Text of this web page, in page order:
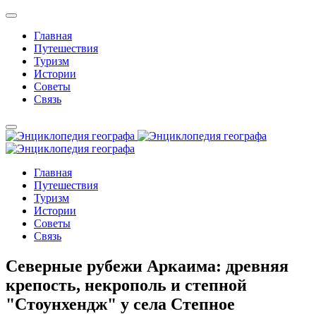
Главная
Путешествия
Туризм
Истории
Советы
Связь
Главная
Путешествия
Туризм
Истории
Советы
Связь
Северные рубежи Аркаима: древняя
крепость, некрополь и степной
"Стоунхендж" у села Степное